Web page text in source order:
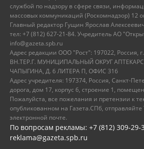
службой по надзору в сфере связи,
массовых коммуникаций (Роскомнадзор) 12
Главный редактор Гущин Ярослав
тел: +7 (812) 627-21-84. Учредитель АО
info@gazeta.spb.ru
Адрес редакции ООО "Рост": 197022, Россия,
ВН.ТЕР.Г. МУНИЦИПАЛЬНЫЙ ОКРУГ
ЧАПЫГИНА, Д. 6 ЛИТЕРА П, ОФИС 316
Адрес учредителя: 197374, Россия, Санкт-
дорога, дом 17, корпус 6, строение 1,
Пожалуйста, все пожелания и претензии к
опубликованном на Газета.СПб,
электронной почте.
По вопросам рекламы: +7 (812) 309-29-
reklama@gazeta.spb.ru